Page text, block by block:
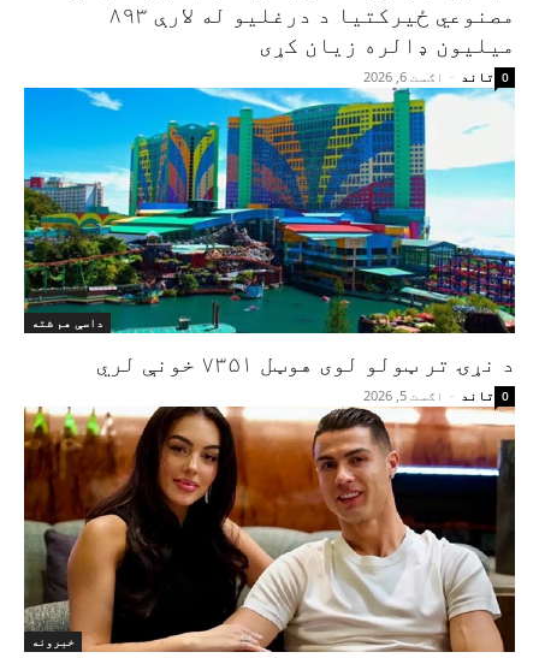
مصنوعي ځیرکتیا د درغلیو له لارې ۸۹۳
میلیون ډالره زیان کړی
تاند - اګست 6, 2026 0
داسې هم شته
د نړۍ تر ټولو لوی هوټل ۷۳۵۱ خونې لري
تاند - اګست 5, 2026 0
خبرونه